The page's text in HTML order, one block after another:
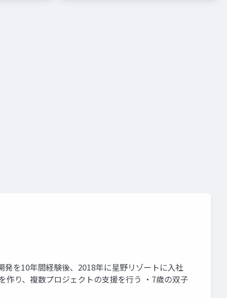
を10年間経験後、2018年に星野リゾートに入社
作り、複数プロジェクトの支援を行う ・7歳の双子